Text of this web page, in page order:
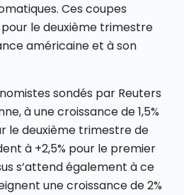
Ces coupes
le deuxième trimestre
américaine et à son
sondés par Reuters
à une croissance de 1,5%
le deuxième trimestre de
à +2,5% pour le premier
s’attend également à ce
une croissance de 2%